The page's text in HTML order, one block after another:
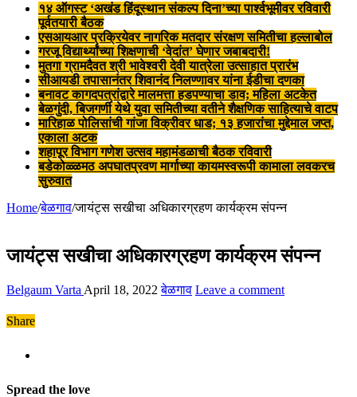
१४ ऑगस्ट ‘अखंड हिंदूस्थान संकल्प दिना’च्या पार्श्वभूमीवर रविवारी
पूर्वतयारी बैठक
एसआयआर प्रक्रियेवर नागरिक मतदार संरक्षण समितीचा हल्लाबोल
गरजू विद्यार्थ्यांच्या शिक्षणाची ‘वेदांत’ घेणार जबाबदारी!
मुतगा ग्रामदैवत श्री भावेश्वरी देवी यात्रेला उत्साहात प्रारंभ
सीआयडी तपासानंतर शिवानंद निलण्णावर यांना ईडीचा दणका
बनावट कागदपत्रांद्वारे मालमत्ता हडपण्याचा डाव; महिला अटकेत
बेळगुंदी, बिजगर्णी येथे युवा समितीच्या वतीने शैक्षणिक साहित्याचे वाटप
मारिहाळ पोलिसांची गांजा विक्रीवर धाड; १३ हजारांचा मुद्देमाल जप्त,
एकाला अटक
शहापूर विभाग गणेश उत्सव महामंडळाची बैठक रविवारी
बडेकोळ्ळमठ अपघातप्रवण मार्गाच्या कायमस्वरूपी कामाला लवकरच
सुरुवात
Home/बेळगाव/जायंट्स सखीचा अधिकारग्रहण कार्यक्रम संपन्न
जायंट्स सखीचा अधिकारग्रहण कार्यक्रम संपन्न
Belgaum Varta April 18, 2022 बेळगाव Leave a comment
Share
Spread the love